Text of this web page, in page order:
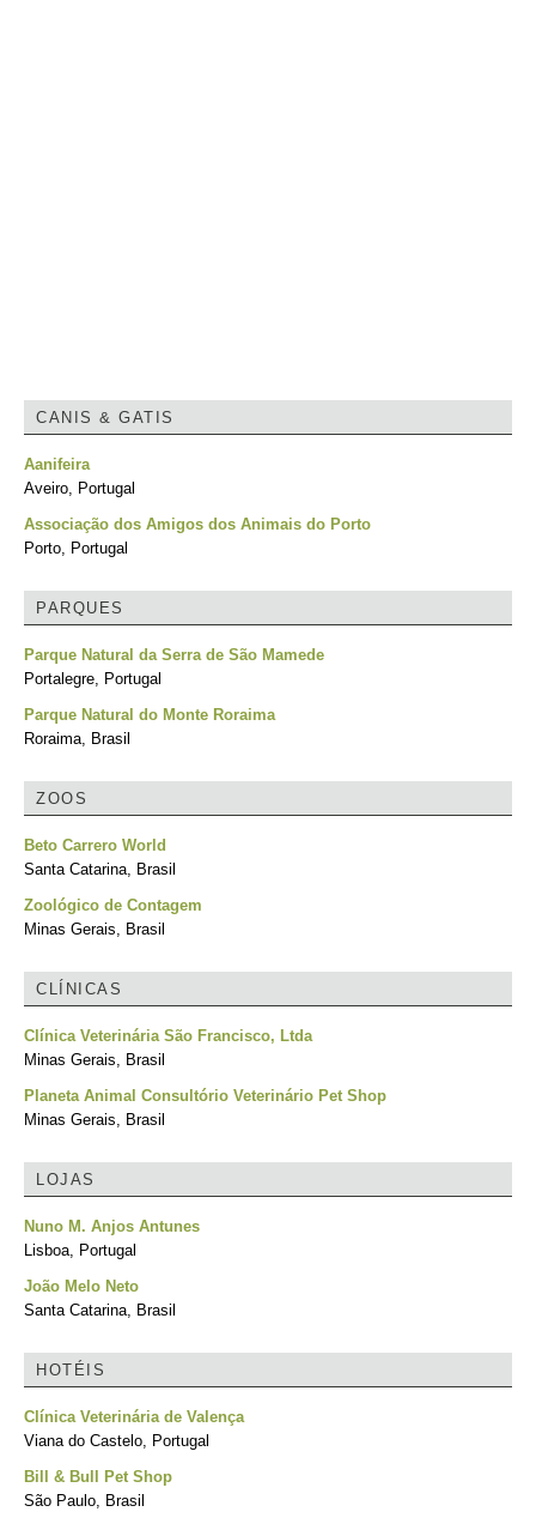
CANIS & GATIS
Aanifeira
Aveiro, Portugal
Associação dos Amigos dos Animais do Porto
Porto, Portugal
PARQUES
Parque Natural da Serra de São Mamede
Portalegre, Portugal
Parque Natural do Monte Roraima
Roraima, Brasil
ZOOS
Beto Carrero World
Santa Catarina, Brasil
Zoológico de Contagem
Minas Gerais, Brasil
CLÍNICAS
Clínica Veterinária São Francisco, Ltda
Minas Gerais, Brasil
Planeta Animal Consultório Veterinário Pet Shop
Minas Gerais, Brasil
LOJAS
Nuno M. Anjos Antunes
Lisboa, Portugal
João Melo Neto
Santa Catarina, Brasil
HOTÉIS
Clínica Veterinária de Valença
Viana do Castelo, Portugal
Bill & Bull Pet Shop
São Paulo, Brasil